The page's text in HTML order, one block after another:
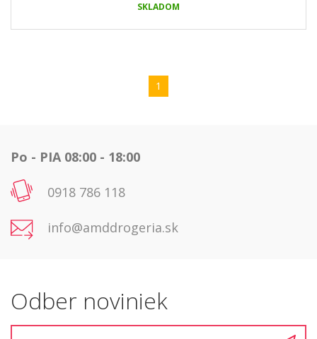
SKLADOM
1
Po - PIA 08:00 - 18:00
0918 786 118
info@amddrogeria.sk
Odber noviniek